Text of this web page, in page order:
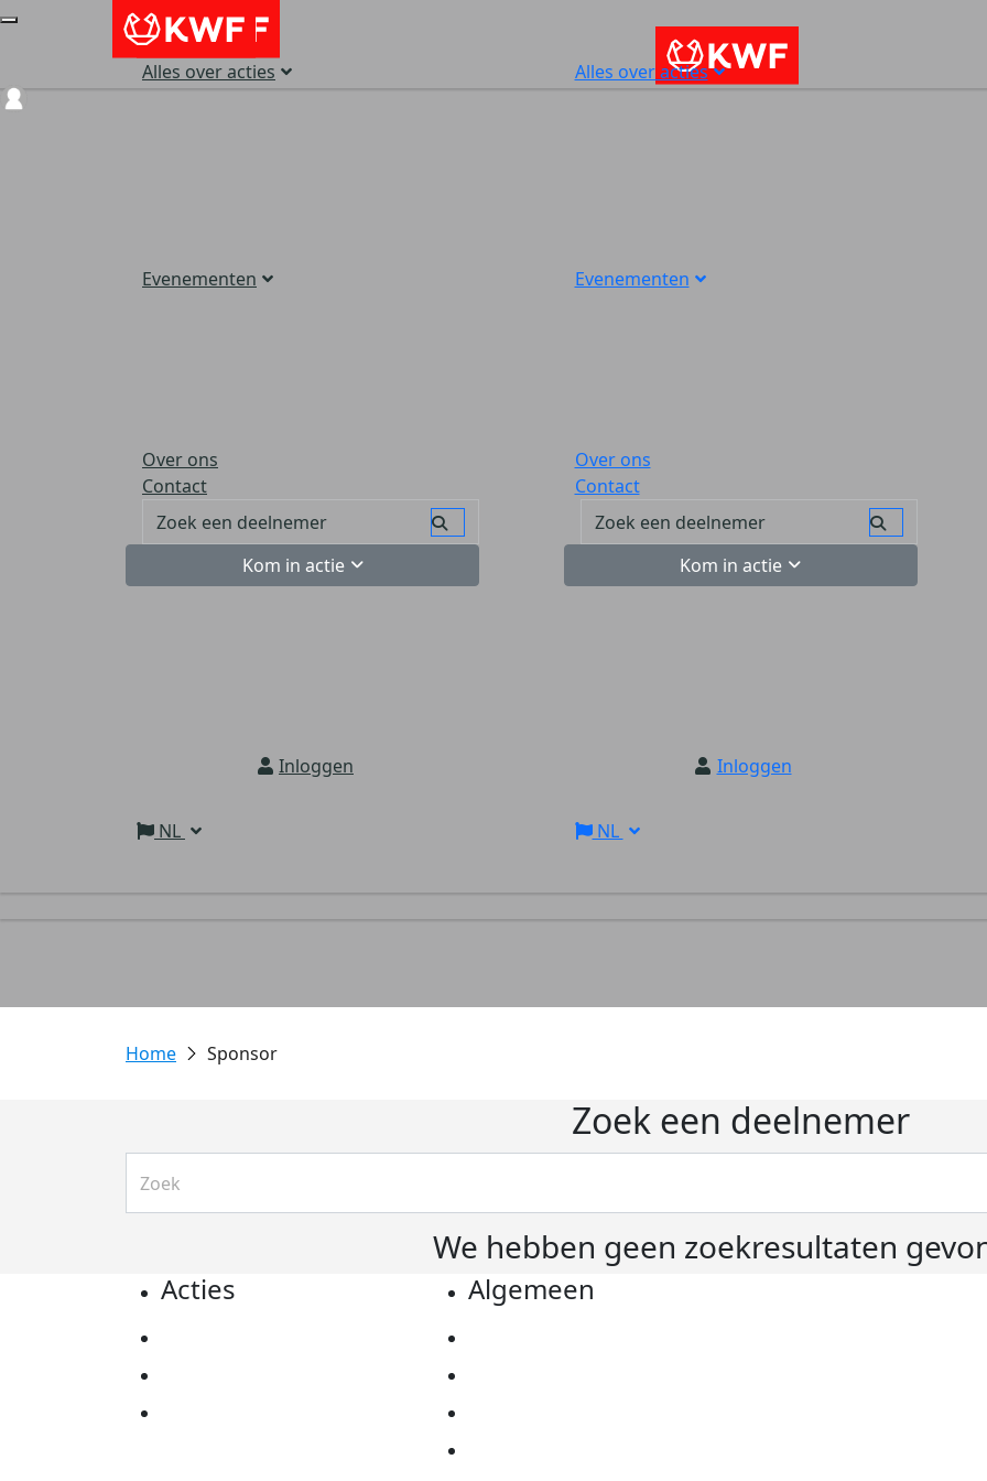
Alles over acties
Evenementen
Over ons
Contact
Kom in actie
Inloggen
NL
Alles over acties
Evenementen
Over ons
Contact
Kom in actie
Inloggen
NL
Sponsor
Zoek een deelnemer
We hebben geen zoekresultaten
Acties Algemeen